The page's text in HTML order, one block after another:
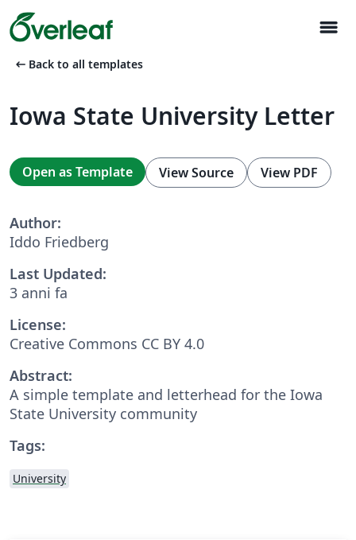
menu
arrow_left_alt Back to all templates
Iowa State University Letter
Open as Template View Source View PDF
Author:
Iddo Friedberg
Last Updated:
3 anni fa
License:
Creative Commons CC BY 4.0
Abstract:
A simple template and letterhead for the Iowa
State University community
Tags:
University